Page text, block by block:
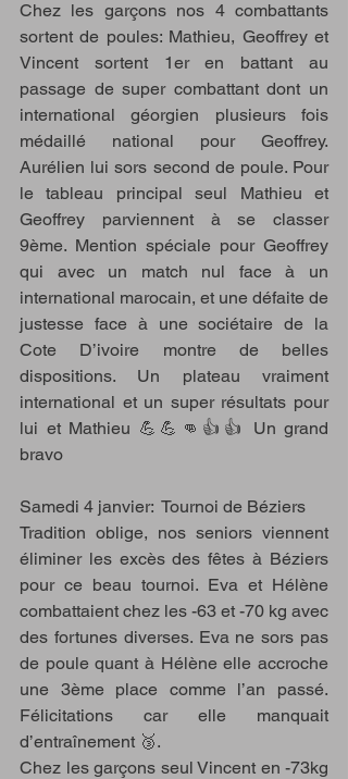
Chez les garçons nos 4 combattants
sortent de poules: Mathieu, Geoffrey et
Vincent sortent 1er en battant au
passage de super combattant dont un
international géorgien plusieurs fois
médaillé national pour Geoffrey.
Aurélien lui sors second de poule. Pour
le tableau principal seul Mathieu et
Geoffrey parviennent à se classer
9ème. Mention spéciale pour Geoffrey
qui avec un match nul face à un
international marocain, et une défaite de
justesse face à une sociétaire de la
Cote D’ivoire montre de belles
dispositions. Un plateau vraiment
international et un super résultats pour
lui et Mathieu 💪💪👊👍👍 Un grand
bravo
Samedi 4 janvier:  Tournoi de Béziers
Tradition oblige, nos seniors viennent
éliminer les excès des fêtes à Béziers
pour ce beau tournoi. Eva et Hélène
combattaient chez les -63 et -70 kg avec
des fortunes diverses. Eva ne sors pas
de poule quant à Hélène elle accroche
une 3ème place comme l’an passé.
Félicitations car elle manquait
d’entraînement 🥉.
Chez les garçons seul Vincent en -73kg